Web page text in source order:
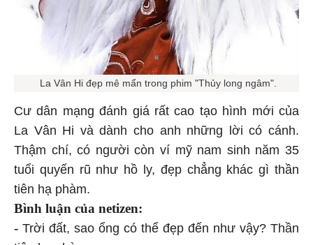
La Vân Hi đẹp mê mẩn trong phim "Thủy long ngâm".
Cư dân mạng đánh giá rất cao tạo hình mới của
La Vân Hi và dành cho anh những lời có cánh.
Thậm chí, có người còn ví mỹ nam sinh năm 35
tuổi quyến rũ như hồ ly, đẹp chẳng khác gì thần
tiên hạ phàm.
Bình luận của netizen:
- Trời đất, sao ổng có thể đẹp đến như vậy? Thần